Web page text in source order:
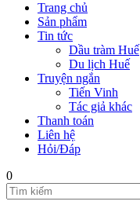
Trang chủ
Sản phẩm
Tin tức
Dầu tràm Huế
Du lịch Huế
Truyện ngắn
Tiến Vinh
Tác giả khác
Thanh toán
Liên hệ
Hỏi/Đáp
0